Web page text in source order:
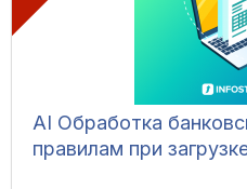
AI Обработка
правилам при